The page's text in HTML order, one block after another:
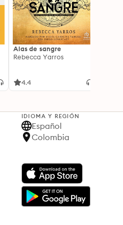
Alas de sangre
Rebecca Yarros
4.4
IDIOMA Y REGIÓN
Español
Colombia